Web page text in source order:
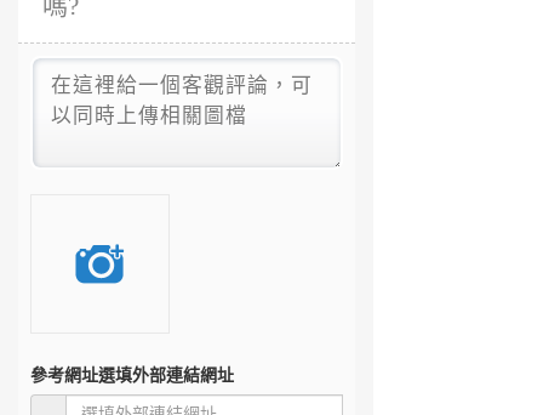
嗎?
參考網址選填外部連結網址